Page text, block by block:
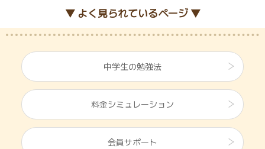
▼ よく見られているページ ▼
中学生の勉強法
料金シミュレーション
会員サポート